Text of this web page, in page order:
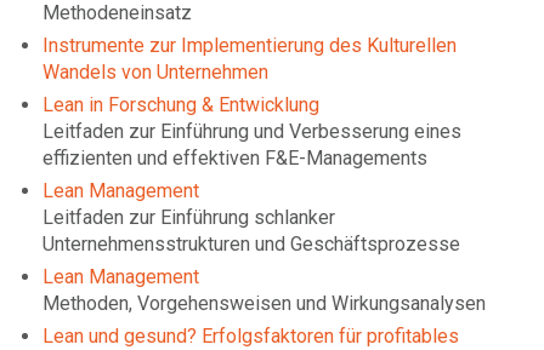
Methodeneinsatz
Instrumente zur Implementierung des Kulturellen
Wandels von Unternehmen
Lean in Forschung & Entwicklung
Leitfaden zur Einführung und Verbesserung eines
effizienten und effektiven F&E-Managements
Lean Management
Leitfaden zur Einführung schlanker
Unternehmensstrukturen und Geschäftsprozesse
Lean Management
Methoden, Vorgehensweisen und Wirkungsanalysen
Lean und gesund? Erfolgsfaktoren für profitables